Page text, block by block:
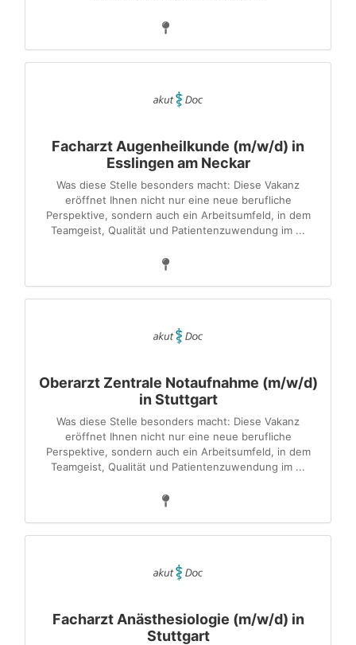
Facharzt Augenheilkunde (m/w/d) in
Esslingen am Neckar
Was diese Stelle besonders macht: Diese Vakanz
eröffnet Ihnen nicht nur eine neue berufliche
Perspektive, sondern auch ein Arbeitsumfeld, in dem
Teamgeist, Qualität und Patientenzuwendung im ...
Oberarzt Zentrale Notaufnahme (m/w/d)
in Stuttgart
Was diese Stelle besonders macht: Diese Vakanz
eröffnet Ihnen nicht nur eine neue berufliche
Perspektive, sondern auch ein Arbeitsumfeld, in dem
Teamgeist, Qualität und Patientenzuwendung im ...
Facharzt Anästhesiologie (m/w/d) in
Stuttgart